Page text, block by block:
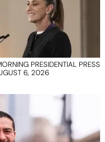
PRESIDENTIAL PRESS
6, 2026